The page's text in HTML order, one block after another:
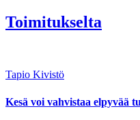
Toimitukselta
Tapio Kivistö
Kesä voi vahvistaa elpyvää